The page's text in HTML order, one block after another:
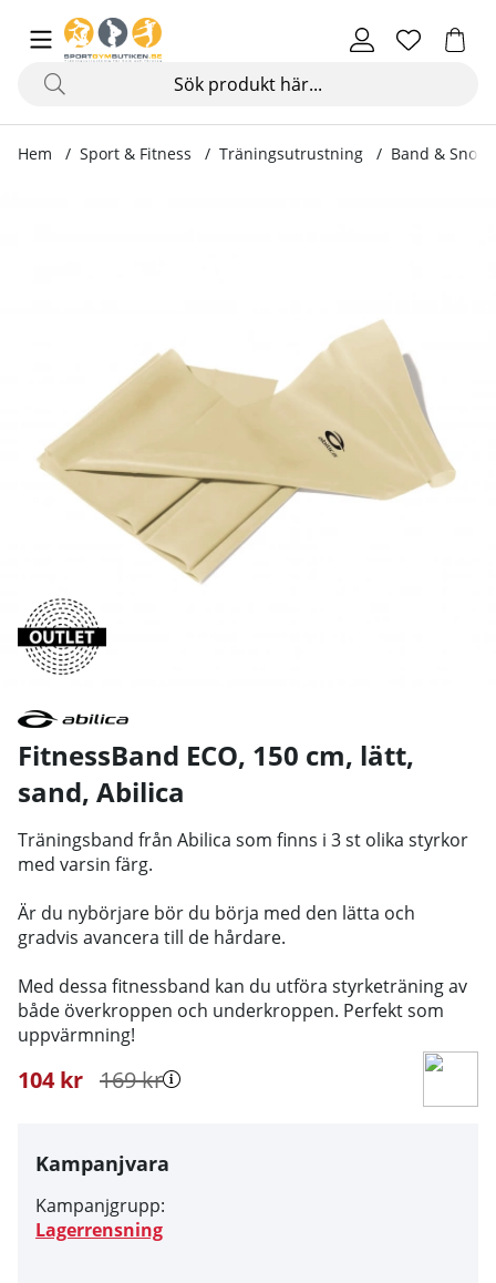
Hem Sport & Fitness Träningsutrustning Band &
FitnessBand ECO, 150 cm, lätt,
sand, Abilica
Träningsband från Abilica som finns i 3 st olika styrkor
med varsin färg.
Är du nybörjare bör du börja med den lätta och
gradvis avancera till de hårdare.
Med dessa fitnessband kan du utföra styrketräning av
både överkroppen och underkroppen. Perfekt som
uppvärmning!
169kr
104kr
Kampanjvara
Kampanjgrupp:
Lagerrensning